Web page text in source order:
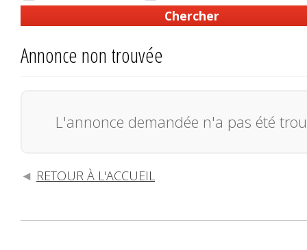
Annonce non trouvée
L'annonce demandée n'a pas été
RETOUR À L'ACCUEIL